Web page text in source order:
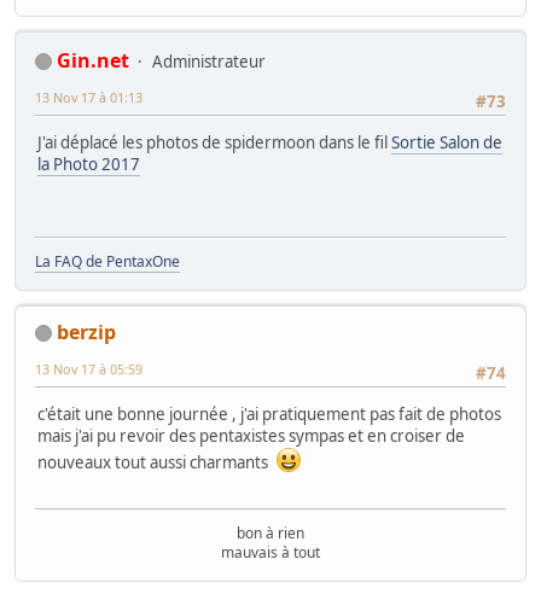
Gin.net
Administrateur
#73
13 Nov 17 à 01:13
J'ai déplacé les photos de spidermoon dans le filSortie Salon de
la Photo 2017
La FAQ de PentaxOne
berzip
#74
13 Nov 17 à 05:59
c'était une bonne journée , j'ai pratiquement pas fait de photos
mais j'ai pu revoir des pentaxistes sympas et en croiser de
nouveaux tout aussi charmants
bon à rien
mauvais à tout